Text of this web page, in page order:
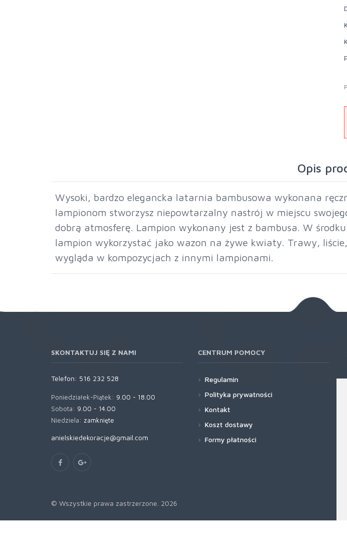
Opis
Wysoki, bardzo elegancka latarnia bambusowa wykonana
lampionom stworzysz niepowtarzalny nastrój w miejscu
dobrą atmosferę. Lampion wykonany jest z bambusa. W
lampion wykorzystać jako wazon na żywe kwiaty. Trawy,
wygląda w kompozycjach z innymi lampionami.
SKONTAKTUJ SIĘ Z NAMI
Telefon: 516 232 528
Poniedziałek-Piątek: 9.00 - 18.00
Sobota: 9.00 - 14.00
Niedziela: zamknięte
anielskiedekoracje@gmail.com
CENTRUM POMOCY
Regulamin
Polityka prywatności
Kontakt
Koszt dostawy
Formy płatności
© Wszystkie prawa zastrzerzone. 2026